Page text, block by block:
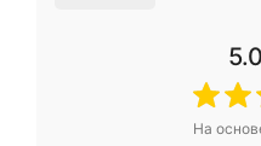
5.0
На